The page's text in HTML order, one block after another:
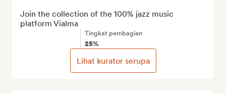
Join the collection of the 100% jazz music
platform Vialma
Tingkat pembagian
25%
Lihat kurator serupa